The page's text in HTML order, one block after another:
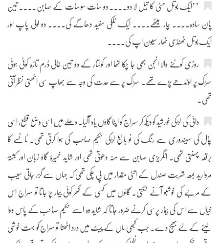
’’ایک بوتل مٹی کا تیل لا دو.... دو سات سو سات کے صابن.... تین
پان سادہ.... چار میٹھے.... ایک نلکی سفید دھاگے کی.... دو لولی پاپ اور
ایک بوتل ٹھنڈی ٹھار سیون اپ کی....
روڑی کوٹنے والا انجن بھی جا چکا تھا اور کولتار کے دو تین خالی ڈرم تازہ کوٹی ہوئی
سڑک پر اوندھے پڑے تھے۔ سڑک پر سے حدت کی وجہ سے بھاپ سی اٹھتی نظر آتی
تھی۔
دائی کی لڑکی خورشید کو دیکھ کر سراج کو اپنا گاؤں یاد آگیا۔ دھلے میں اسی وضع قطع، اسی
چال کی سیندوری سے رنگ کی نو بالغ لڑکی حکیم صاحب کی ہوا کرتی تھی۔ ٹانسے کا
برقعہ پہنتی تھی۔ انگریزی صابن سے منہ دھوتی تھی اور شاید خمیرۂ گاؤ زبان اور کشتۂ
مروارید بمعہ شربت صندل کے اتنی مقدار میں پی چکی تھی کہ جہاں سے گزر جاتی سیب
کے مربے کی خوشبو آنے لگتی۔ گاؤں میں کسی کے گھر کوئی بیمار پڑ جاتا تو سراج اس
خیال سے اس کی بیمار پرسی کرنے ضرور جاتا کہ شاید وہ اسے حکیم صاحب کے پاس دوا
لینے کے لئے بھیج دے۔ جب کبھی ماں کے پیٹ میں درد اٹھتا تو سراج کو بہت خوشی